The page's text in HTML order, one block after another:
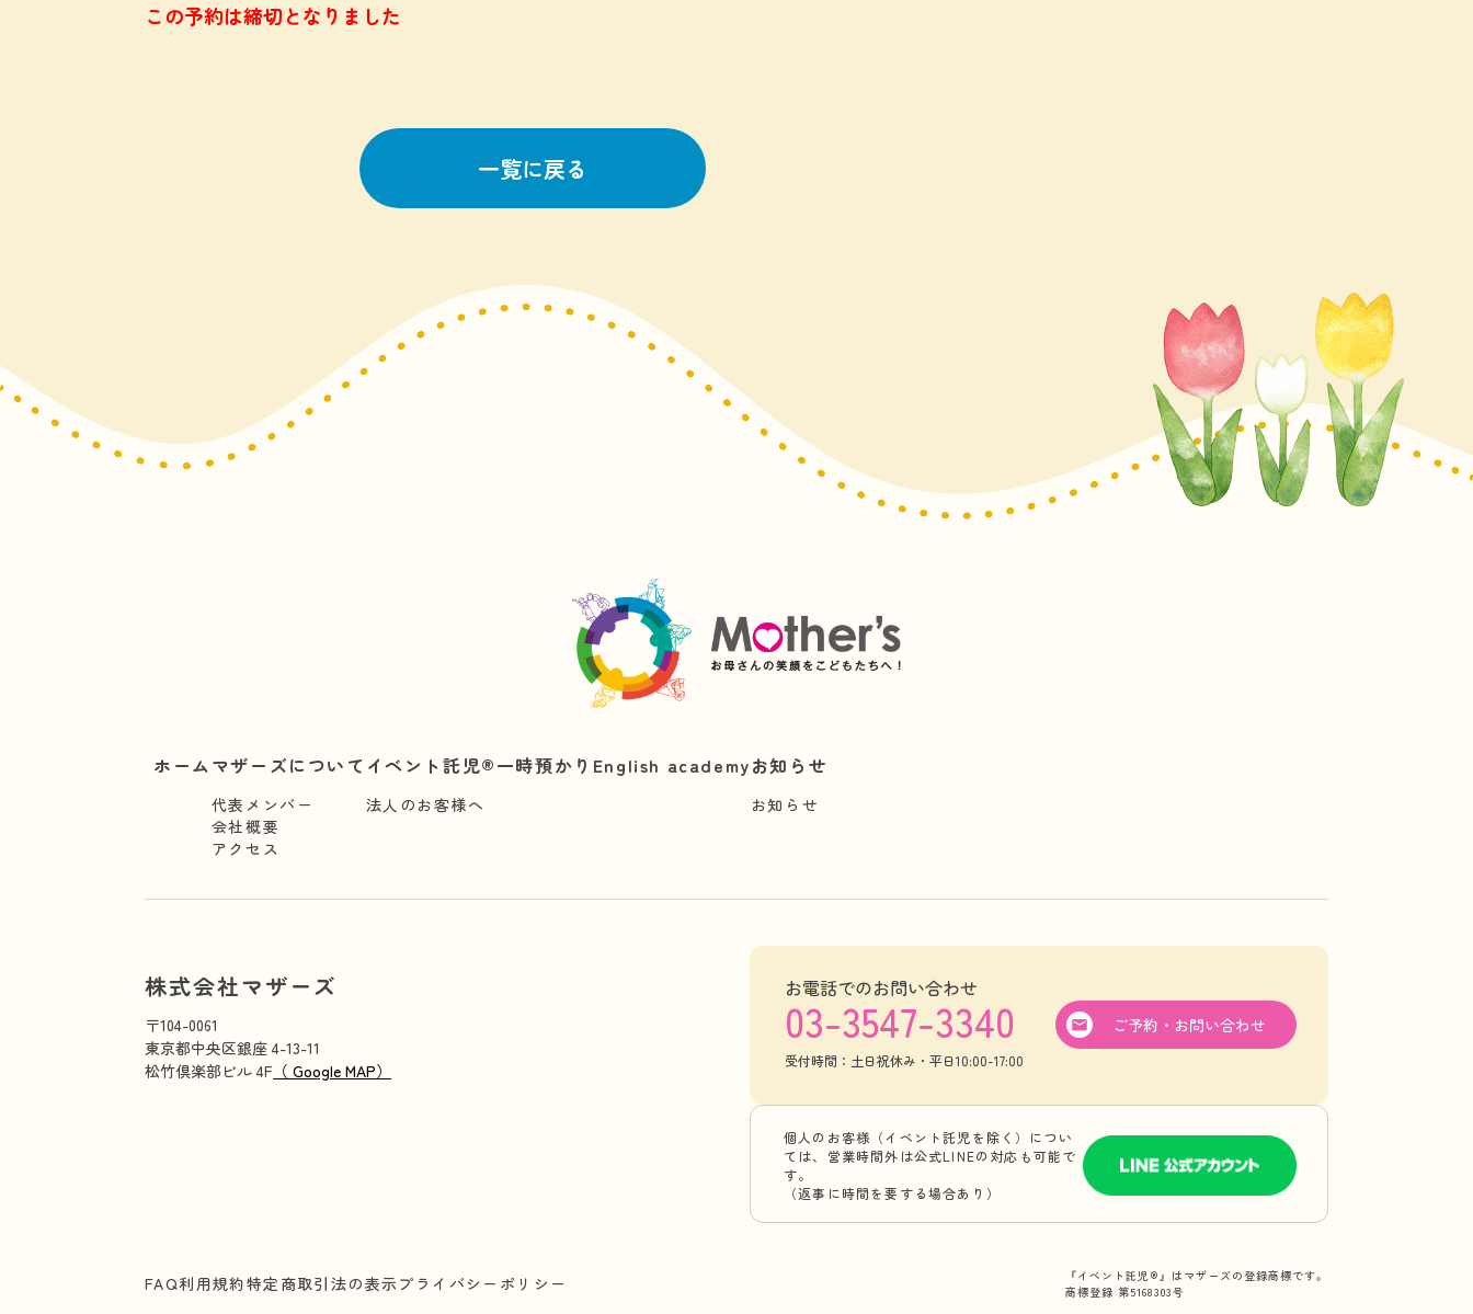
この予約は締切となりました
一覧に戻る
ホームマザーズについて
代表メンバー
会社概要
アクセス
イベント託児®︎
法人のお客様へ
一時預かり English academyお知らせ
お知らせ
株式会社マザーズ
〒104-0061
東京都中央区銀座 4-13-11
松竹倶楽部ビル 4F （ Google MAP）
お電話でのお問い合わせ
03-3547-3340
受付時間：土日祝休み・平日10:00-17:00
ご予約・お問い合わせ
個人のお客様（イベント託児を除く）につい
ては、営業時間外は公式LINEの対応も可能で
す。
（返事に時間を要する場合あり）
FAQ利用規約特定商取引法の表示 プライバシーポリシー
『イベント託児®』はマザーズの登録商標です。
商標登録 第5168303号